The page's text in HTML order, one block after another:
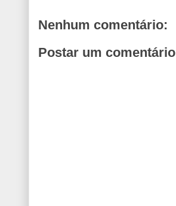
Nenhum comentário:
Postar um comentário